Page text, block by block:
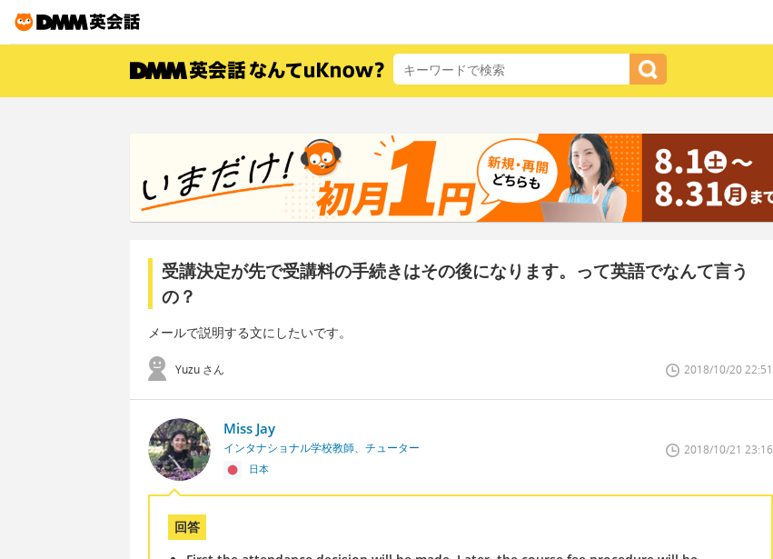
受講決定が先で受講料の手続きはその後になります。って英語でなんて言う
の？
メールで説明する文にしたいです。
Yuzu さん 2018/10/20 22:51
Miss Jay
インタナショナル学校教師、チューター
日本
2018/10/21 23:16
回答